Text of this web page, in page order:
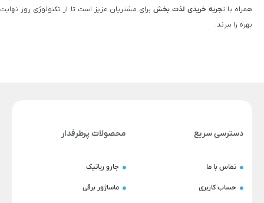
همراه با تجربه خریدی لذت‌ بخشبرای مشتریان عزیز است تا از تکنولوژی روز نهایت
بهره را ببرند.
دسترسی سریع
تماس با ما
حساب کاربری
محصولات پرطرفدار
جارو رباتیک
ماساژور برقی